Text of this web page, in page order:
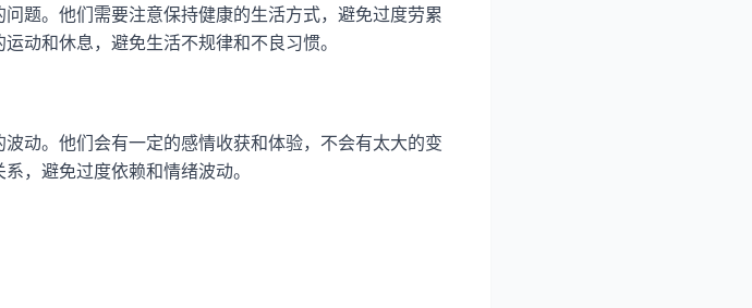
题。他们需要注意保持健康的生活方式，避免过度劳累
动和休息，避免生活不规律和不良习惯。
动。他们会有一定的感情收获和体验，不会有太大的变
，避免过度依赖和情绪波动。